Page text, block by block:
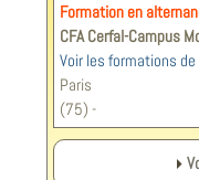
Formation en
CFA Cerfal-Campus
Voir les formations
Paris
(75) -